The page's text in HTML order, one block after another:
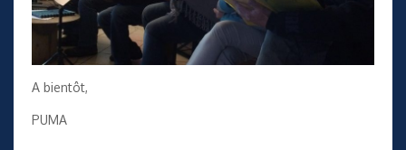
A bientôt,
PUMA